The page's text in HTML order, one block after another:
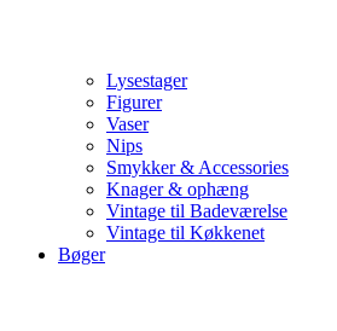
Lysestager
Figurer
Vaser
Nips
Smykker & Accessories
Knager & ophæng
Vintage til Badeværelse
Vintage til Køkkenet
Bøger